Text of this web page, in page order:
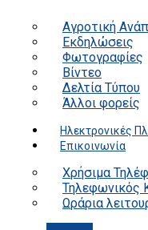
Αγροτική
Εκδηλώσεις
Φωτογραφίες
Βίντεο
Δελτία Τύπου
Άλλοι φορείς
Ηλεκτρονικές
Επικοινωνία
Χρήσιμα
Τηλεφωνικός
Ωράρια